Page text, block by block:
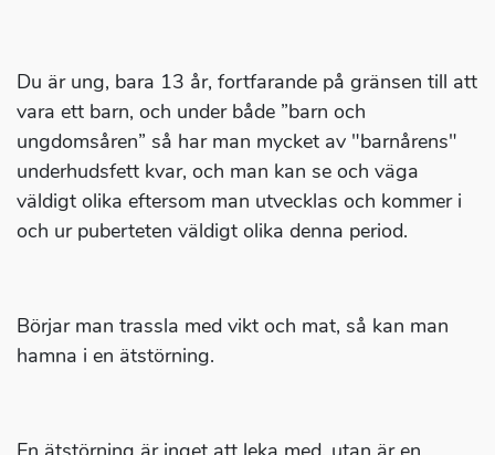
Du är ung, bara 13 år, fortfarande på gränsen till att
vara ett barn, och under både ”barn och
ungdomsåren” så har man mycket av "barnårens"
underhudsfett kvar, och man kan se och väga
väldigt olika eftersom man utvecklas och kommer i
och ur puberteten väldigt olika denna period.
Börjar man trassla med vikt och mat, så kan man
hamna i en ätstörning.